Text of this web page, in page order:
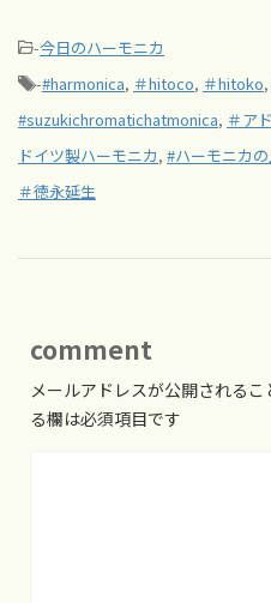
-今日のハーモニカ
-#harmonica, ＃hitoco, ＃hitoko,
#suzukichromatichatmonica, ＃ア
ドイツ製ハーモニカ, #ハーモニカ
＃徳永延生
comment
メールアドレスが公開されるこ
る欄は必須項目です